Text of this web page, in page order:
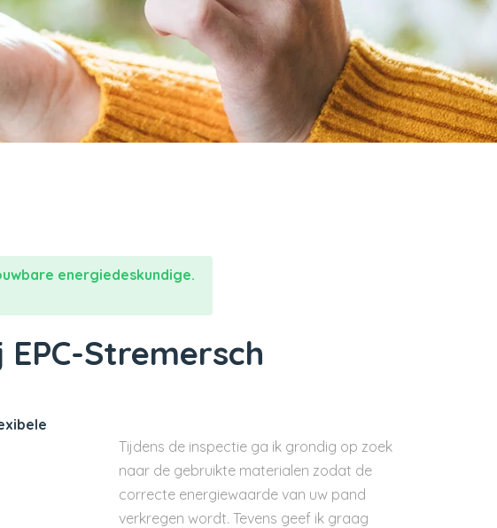
energiedeskundige.
Stremersch
Tijdens de inspectie ga ik grondig op zoek
naar de gebruikte materialen zodat de
correcte energiewaarde van uw pand
verkregen wordt. Tevens geef ik graag